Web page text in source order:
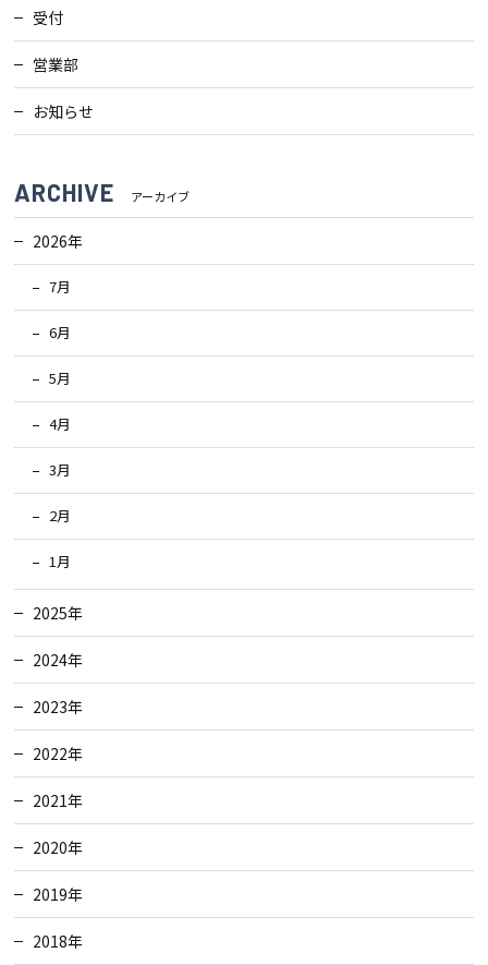
受付
営業部
お知らせ
ARCHIVE アーカイブ
2026年
7月
6月
5月
4月
3月
2月
1月
2025年
2024年
2023年
2022年
2021年
2020年
2019年
2018年